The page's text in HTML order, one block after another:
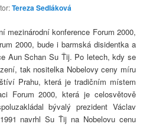
Tereza Sedláková
mezinárodní konference Forum 2000,
2000, bude i barmská disidentka a
Aun Schan Su Ťij. Po letech, kdy se
tak nositelka Nobelovy ceny míru
Prahu, která je tradičním místem
Forum 2000, která je celosvětově
bývalý prezident Václav
navrhl Su Ťij na Nobelovu cenu